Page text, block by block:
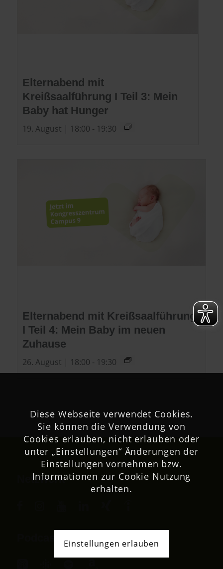
Elternabend mit
Kreißsaalführung I Teil 3: Mein
Baby hat Hunger
19. August | 18:00 - 19:30
Elternabend mit Kreißsaalführung
I Teil 4: Mein Baby im neuen
Zuhause
26. August | 18:00 - 19:30
Netzwerk
Diese Webseite verwendet Cookies.
Sie können die Verwendung von
Cookies erlauben, nicht erlauben oder
unter „Einstellungen“ Änderungen der
Einstellungen vornehmen bzw.
Informationen zur Cookie Nutzung
erhalten.
Einstellungen erlauben